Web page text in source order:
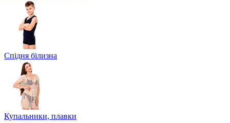
Спідня білизна
Купальники, плавки